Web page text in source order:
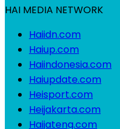
HAI MEDIA NETWORK
Haiidn.com
Haiup.com
Haiindonesia.com
Haiupdate.com
Heisport.com
Heijakarta.com
Haijateng.com